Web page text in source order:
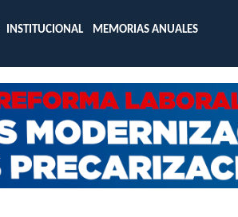
INSTITUCIONAL MEMORIAS ANUALES